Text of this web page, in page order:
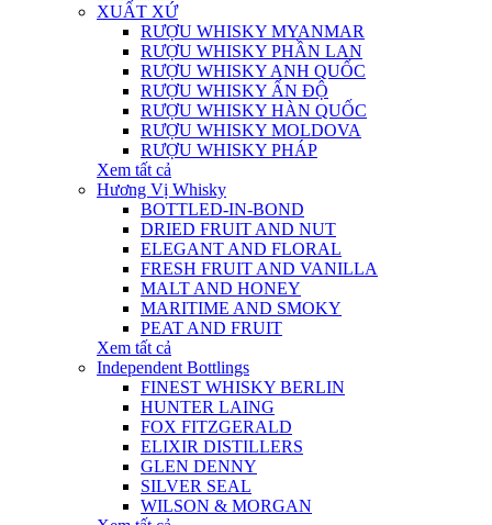
XUẤT XỨ
RƯỢU WHISKY MYANMAR
RƯỢU WHISKY PHẦN LAN
RƯỢU WHISKY ANH QUỐC
RƯỢU WHISKY ẤN ĐỘ
RƯỢU WHISKY HÀN QUỐC
RƯỢU WHISKY MOLDOVA
RƯỢU WHISKY PHÁP
Xem tất cả
Hương Vị Whisky
BOTTLED-IN-BOND
DRIED FRUIT AND NUT
ELEGANT AND FLORAL
FRESH FRUIT AND VANILLA
MALT AND HONEY
MARITIME AND SMOKY
PEAT AND FRUIT
Xem tất cả
Independent Bottlings
FINEST WHISKY BERLIN
HUNTER LAING
FOX FITZGERALD
ELIXIR DISTILLERS
GLEN DENNY
SILVER SEAL
WILSON & MORGAN